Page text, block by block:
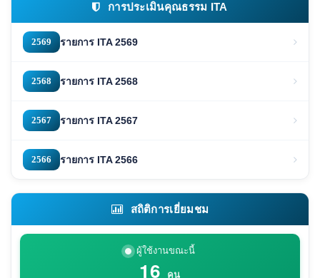
การประเมินคุณธรรม ITA
2569 รายการ ITA 2569
2568 รายการ ITA 2568
2567 รายการ ITA 2567
2566 รายการ ITA 2566
สถิติการเยี่ยมชม
ผู้ใช้งานขณะนี้
16 คน